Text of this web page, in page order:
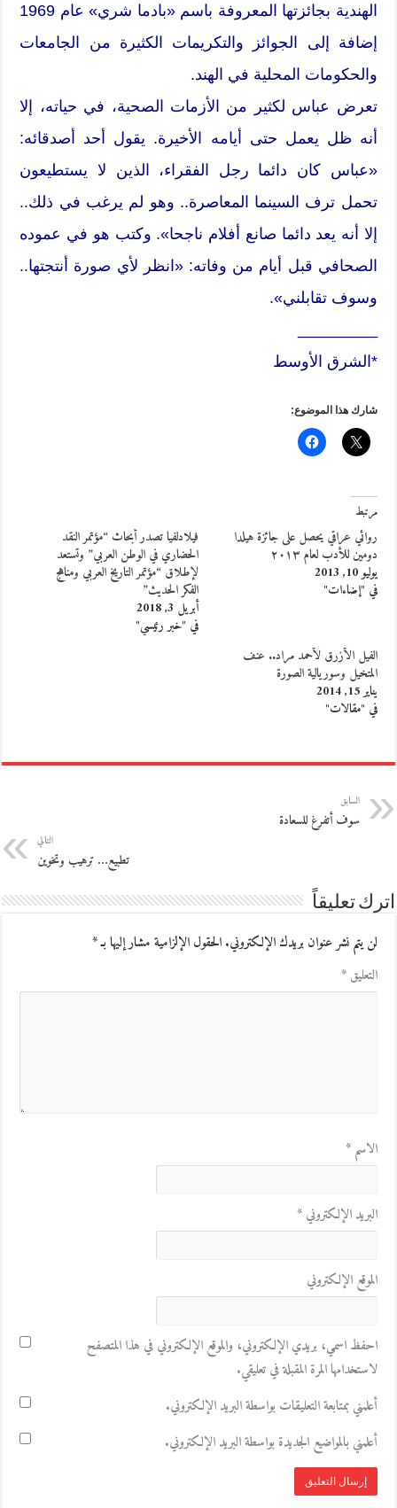
الهندية بجائزتها المعروفة باسم «بادما شري» عام 1969
إضافة إلى الجوائز والتكريمات الكثيرة من الجامعات
والحكومات المحلية في الهند.
تعرض عباس لكثير من الأزمات الصحية، في حياته، إلا
أنه ظل يعمل حتى أيامه الأخيرة. يقول أحد أصدقائه:
«عباس كان دائما رجل الفقراء، الذين لا يستطيعون
تحمل ترف السينما المعاصرة.. وهو لم يرغب في ذلك..
إلا أنه يعد دائما صانع أفلام ناجحا». وكتب هو في عموده
الصحافي قبل أيام من وفاته: «انظر لأي صورة أنتجتها..
وسوف تقابلني».
*الشرق الأوسط
شارك هذا الموضوع:
مرتبط
روائي عراقي يحصل على جائزة هيلدا
دومين للأدب لعام ٢٠١٣
يوليو 10, 2013
في "إضاءات"
فيلادلفيا تصدر أبحاث “مؤتمر النقد
الحضاري في الوطن العربي” وتستعد
لإطلاق “مؤتمر التاريخ العربي ومناهج
الفكر الحديث”
أبريل 3, 2018
في "خبر رئيسي"
الفيل الأزرق لأحمد مراد.. عنف
المتخيل وسوريالية الصورة
يناير 15, 2014
في "مقالات"
السابق
سوف أتفرغ للسعادة
التالي
تطبيع… ترهيب وتخوين
اترك تعليقاً
لن يتم نشر عنوان بريدك الإلكتروني.الحقول الإلزامية مشار إليها بـ*
التعليق*
الاسم*
البريد الإلكتروني*
الموقع الإلكتروني
احفظ اسمي، بريدي الإلكتروني، والموقع الإلكتروني في هذا المتصفح
لاستخدامها المرة المقبلة في تعليقي.
أعلمني بمتابعة التعليقات بواسطة البريد الإلكتروني.
أعلمني بالمواضيع الجديدة بواسطة البريد الإلكتروني.